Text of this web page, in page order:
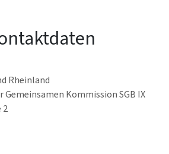
Rheinland
Gemeinsamen Kommission SGB IX
2